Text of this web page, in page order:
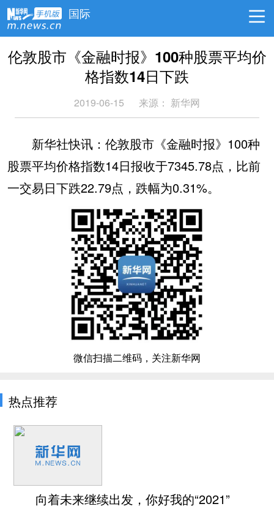
国际
伦敦股市《金融时报》100种股票平均价
格指数14日下跌
2019-06-15 来源： 新华网
新华社快讯：伦敦股市《金融时报》100种
股票平均价格指数14日报收于7345.78点，比前
一交易日下跌22.79点，跌幅为0.31%。
微信扫描二维码，关注新华网
热点推荐
向着未来继续出发，你好我的“2021”